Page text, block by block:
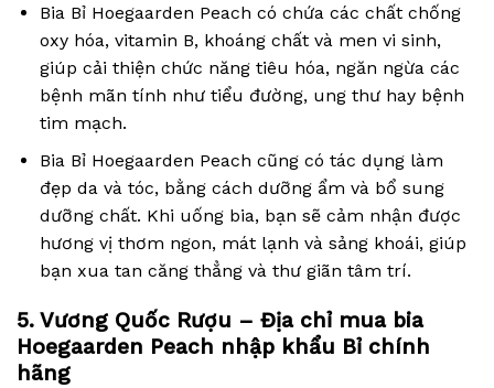
Bia Bỉ Hoegaarden Peach có chứa các chất chống
oxy hóa, vitamin B, khoáng chất và men vi sinh,
giúp cải thiện chức năng tiêu hóa, ngăn ngừa các
bệnh mãn tính như tiểu đường, ung thư hay bệnh
tim mạch.
Bia Bỉ Hoegaarden Peach cũng có tác dụng làm
đẹp da và tóc, bằng cách dưỡng ẩm và bổ sung
dưỡng chất. Khi uống bia, bạn sẽ cảm nhận được
hương vị thơm ngon, mát lạnh và sảng khoái, giúp
bạn xua tan căng thẳng và thư giãn tâm trí.
5. Vương Quốc Rượu – Địa chỉ mua bia
Hoegaarden Peach nhập khẩu Bỉ chính
hãng